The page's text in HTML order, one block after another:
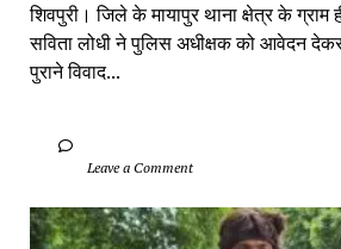
शिवपुरी। जिले के मायापुर थाना क्षेत्र के ग्राम
सविता लोधी ने पुलिस अधीक्षक को आवेदन
पुराने विवाद...
		Leave a Comment